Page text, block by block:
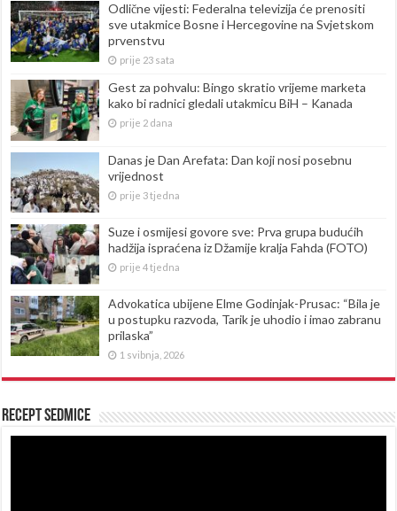
Odlične vijesti: Federalna televizija će prenositi
sve utakmice Bosne i Hercegovine na Svjetskom
prvenstvu
prije 23 sata
Gest za pohvalu: Bingo skratio vrijeme marketa
kako bi radnici gledali utakmicu BiH – Kanada
prije 2 dana
Danas je Dan Arefata: Dan koji nosi posebnu
vrijednost
prije 3 tjedna
Suze i osmijesi govore sve: Prva grupa budućih
hadžija ispraćena iz Džamije kralja Fahda (FOTO)
prije 4 tjedna
Advokatica ubijene Elme Godinjak-Prusac: “Bila je
u postupku razvoda, Tarik je uhodio i imao zabranu
prilaska”
1 svibnja, 2026
Recept sedmice